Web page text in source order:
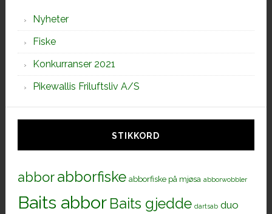
Nyheter
Fiske
Konkurranser 2021
Pikewallis Friluftsliv A/S
STIKKORD
abborabborfiske abborfiske på mjøsa abborwobbler
Baits abbor Baits gjedde dartsab duo